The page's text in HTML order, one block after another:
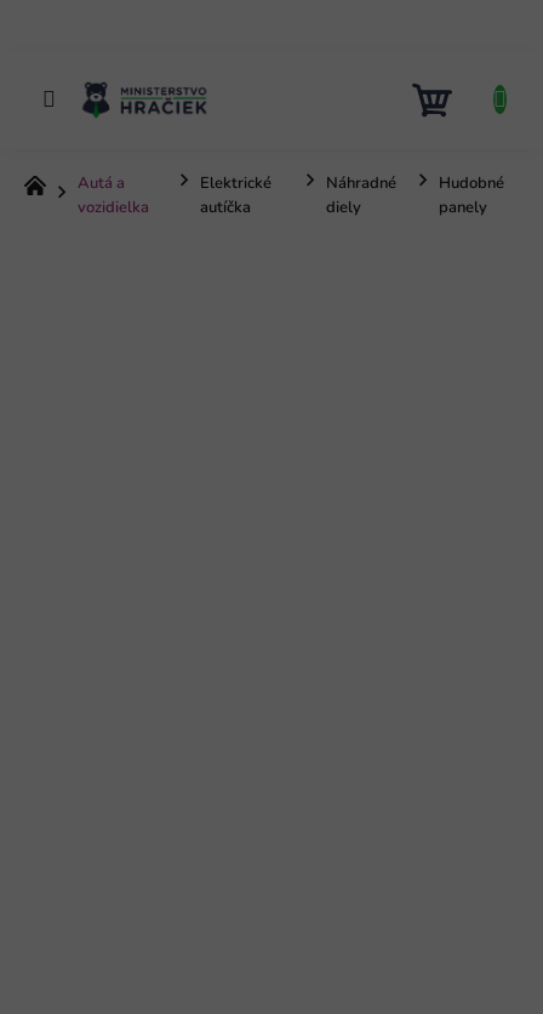
KOŠÍK
DomovAutá a
vozidielka
Elektrické
autíčka
Náhradné
diely
Hudobné
panely